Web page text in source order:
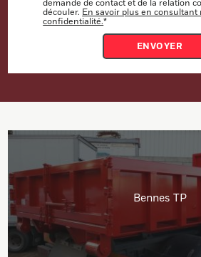
demande de contact et de la relation
découler. En savoir plus en consultant
confidentialité.*
Bennes TP